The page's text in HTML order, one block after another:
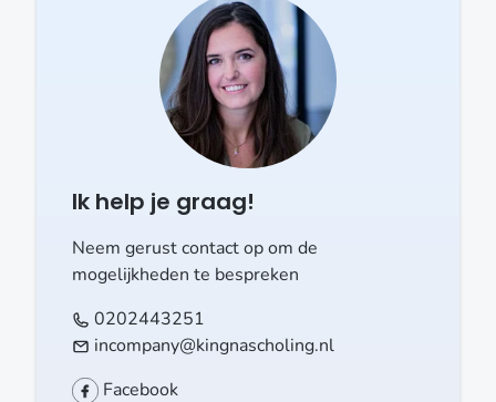
Ik help je graag!
Neem gerust contact op om de
mogelijkheden te bespreken
0202443251
incompany@kingnascholing.nl
Facebook